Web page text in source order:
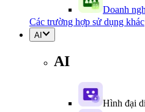
Doanh
Các trường hợp sử dụng khác
AI
AI
Hình đại